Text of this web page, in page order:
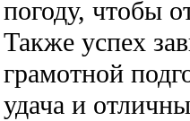
погоду, чтобы
Также успех
грамотной
удача и